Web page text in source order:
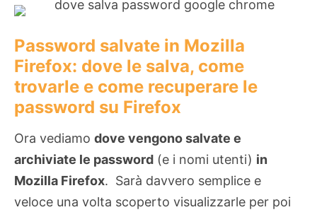
Password salvate in Mozilla
Firefox: dove le salva, come
trovarle e come recuperare le
password su Firefox
Ora vediamo dove vengono salvate e
archiviate le password (e i nomi utenti) in
Mozilla Firefox. Sarà davvero semplice e
veloce una volta scoperto visualizzarle per poi